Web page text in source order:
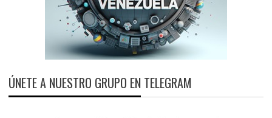
ÚNETE A NUESTRO GRUPO EN TELEGRAM